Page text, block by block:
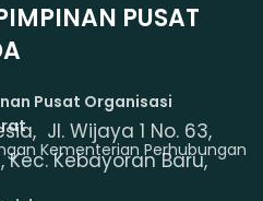
PUSAT
Pusat Organisasi
Kementerian Perhubungan
Jl. Wijaya 1 No. 63,
Kec. Kebayoran Baru,